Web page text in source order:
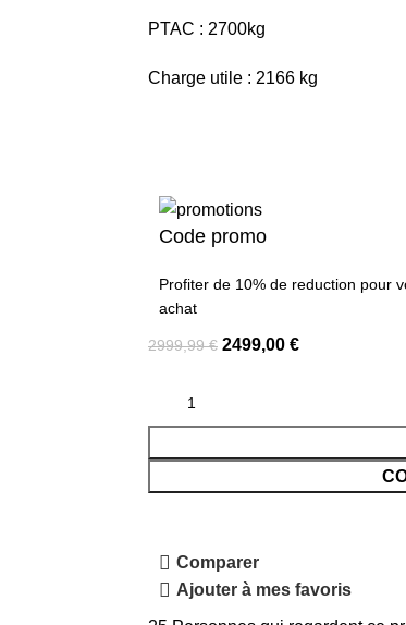
PTAC : 2700kg
Charge utile : 2166 kg
Code promo
Profiter de 10% de reduction pour
achat
2999,99€ 2499,00 €
Comparer
Ajouter à mes favoris